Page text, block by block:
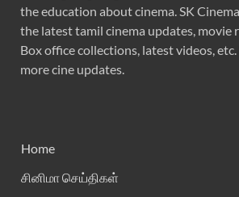
the education about cinema. SK
the latest tamil cinema updates, movie
Box office collections, latest videos,
more cine updates.
Home
சினிமா செய்திகள்